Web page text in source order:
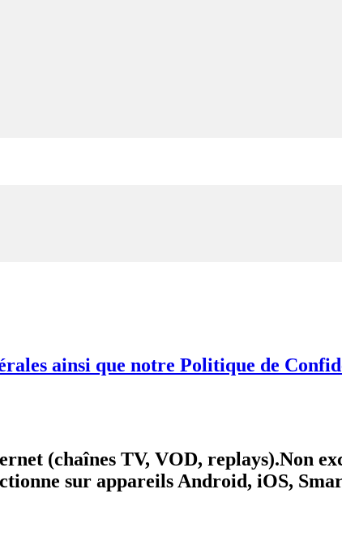
ainsi que notre Politique de
(chaînes TV, VOD, replays).Non
sur appareils Android, iOS,